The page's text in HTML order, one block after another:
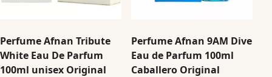
Perfume Afnan Tribute
White Eau De Parfum
100ml unisex Original
Perfume Afnan 9AM Dive
Eau de Parfum 100ml
Caballero Original